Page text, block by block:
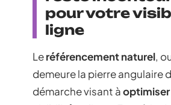
pour votre
ligne
Leréférencement naturel,
demeure la pierre angulaire
démarche visant à